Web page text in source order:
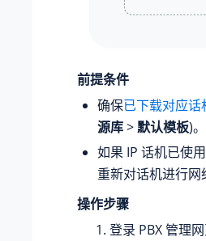
前提条件
确保已下载对应
源库> 默认模板)。
如果 IP 话机已使
重新对话机进行网
操作步骤
登录 PBX 管理